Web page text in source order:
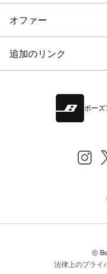
オファー
追加のリンク
ボーズ
©
法律上のプライ